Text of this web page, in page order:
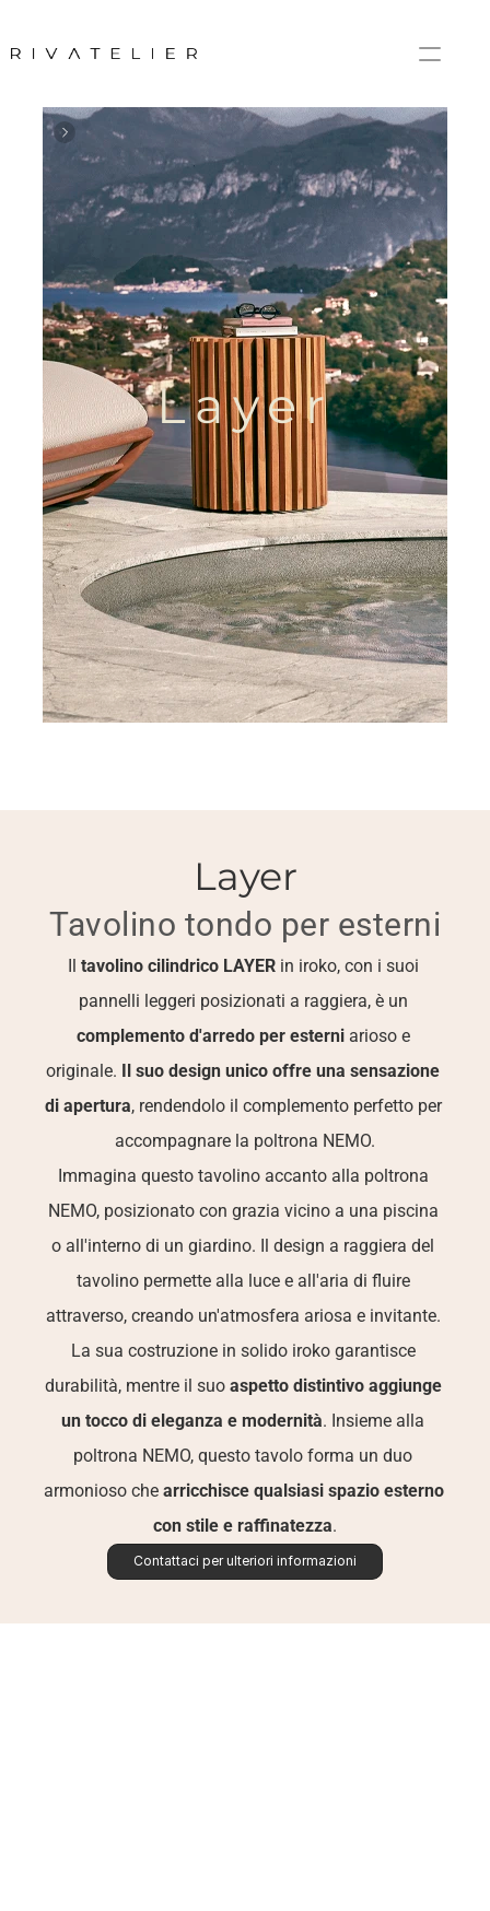
Layer
Layer
Tavolino tondo per esterni
Il tavolino cilindrico LAYER in iroko, con i suoi
complemento d'arredo per esterni arioso e
originale. Il suo design unico offre una sensazione
di apertura, rendendolo il complemento perfetto per
accompagnare la poltrona NEMO.
Immagina questo tavolino accanto alla poltrona
NEMO, posizionato con grazia vicino a una piscina
o all'interno di un giardino. Il design a raggiera del
tavolino permette alla luce e all'aria di fluire
attraverso, creando un'atmosfera ariosa e invitante.
La sua costruzione in solido iroko garantisce
durabilità, mentre il suo aspetto distintivo aggiunge
un tocco di eleganza e modernità. Insieme alla
poltrona NEMO, questo tavolo forma un duo
armonioso che arricchisce qualsiasi spazio esterno
con stile e raffinatezza.
Contattaci per ulteriori informazioni